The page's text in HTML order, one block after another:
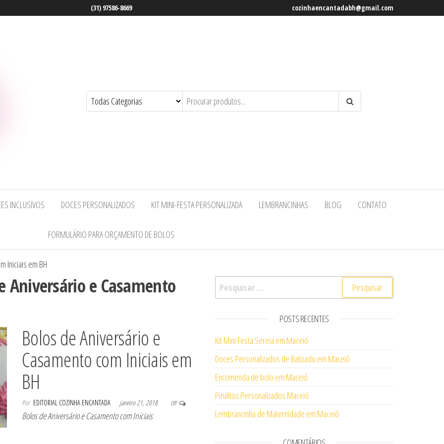
(31) 97586-8669 cozinhaencantadabh@gmail.com
INCLUSIVOS DOCES PERSONALIZADOS KIT MINI-FESTA PERSONALIZADA LEMBRANCINHAS BLOG CONTATO
FORMULÁRIO PARA ORÇAMENTO DE BOLOS
Iniciais em BH
Aniversário e Casamento
Bolos de Aniversário e
Casamento com Iniciais em
BH
Por EDITORIAL COZINHA ENCANTADA janeiro 21, 2018 Off
Bolos de Aniversário e Casamento com Iniciais
Pesquisar por:
POSTS RECENTES
Kit Mini Festa Sereia em Maceió
Doces Personalizados de Batizado em Maceió
Encomenda de bolo em Maceió
Pirulitos Personalizados Maceió
Lembrancinha de Maternidade em Maceió